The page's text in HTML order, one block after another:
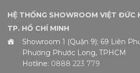
HỆ THỐNG SHOWROOM VIỆT ĐỨC
TP. HỒ CHÍ MINH
Showroom 1 (Quận 9): 69 Liên
Phường Phước Long, TPHCM
Hotline: 0888 223 779